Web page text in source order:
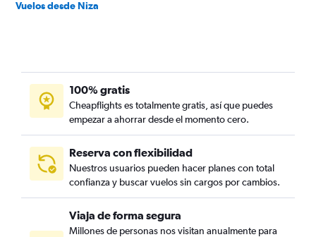
Vuelos desde Niza
100% gratis
Cheapflights es totalmente gratis, así que puedes
empezar a ahorrar desde el momento cero.
Reserva con flexibilidad
Nuestros usuarios pueden hacer planes con total
confianza y buscar vuelos sin cargos por cambios.
Viaja de forma segura
Millones de personas nos visitan anualmente para